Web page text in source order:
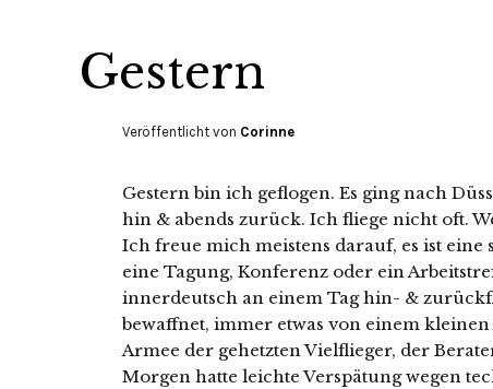
Gestern
Veröffentlicht von Corinne
Gestern bin ich geflogen. Es ging nach
hin & abends zurück. Ich fliege nicht oft.
Ich freue mich meistens darauf, es ist eine
eine Tagung, Konferenz oder ein
innerdeutsch an einem Tag hin- &
bewaffnet, immer etwas von einem
Armee der gehetzten Vielflieger, der
Morgen hatte leichte Verspätung wegen